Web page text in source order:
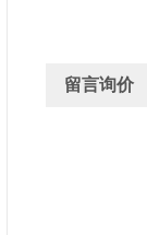
留言询价